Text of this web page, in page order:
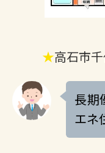
★高石市
長期
エネ